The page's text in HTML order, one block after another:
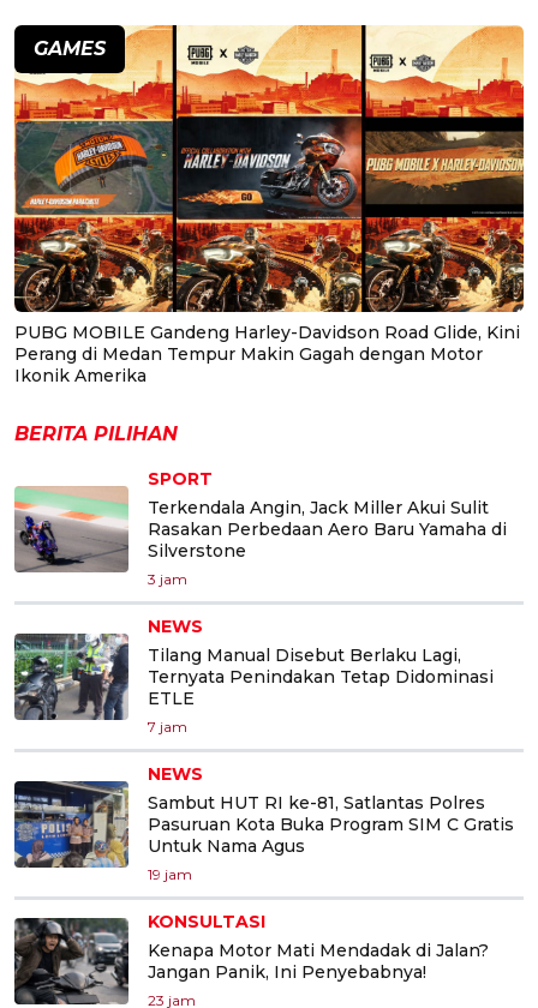
GAMES
PUBG MOBILE Gandeng Harley-Davidson Road Glide, Kini
Perang di Medan Tempur Makin Gagah dengan Motor
Ikonik Amerika
BERITA PILIHAN
SPORT
Terkendala Angin, Jack Miller Akui Sulit
Rasakan Perbedaan Aero Baru Yamaha di
Silverstone
3 jam
NEWS
Tilang Manual Disebut Berlaku Lagi,
Ternyata Penindakan Tetap Didominasi
ETLE
7 jam
NEWS
Sambut HUT RI ke-81, Satlantas Polres
Pasuruan Kota Buka Program SIM C Gratis
Untuk Nama Agus
19 jam
KONSULTASI
Kenapa Motor Mati Mendadak di Jalan?
Jangan Panik, Ini Penyebabnya!
23 jam